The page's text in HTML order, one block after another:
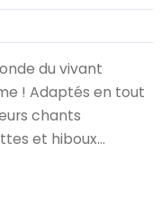
du vivant
! Adaptés en tout
chants
et hiboux…